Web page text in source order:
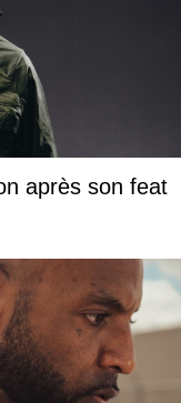
après son feat